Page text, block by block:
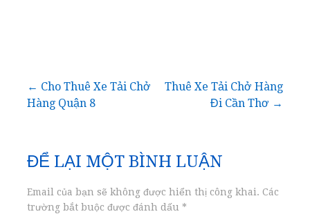
Điều
bài
viết
← Cho Thuê Xe Tải Chở
Hàng Quận 8
Thuê Xe Tải Chở Hàng
Đi Cần Thơ →
ĐỂ LẠI MỘT BÌNH LUẬN
Email của bạn sẽ không được hiển thị công khai. Các
trường bắt buộc được đánh dấu *